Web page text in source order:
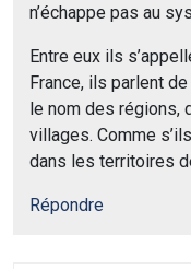
n’échappe pas au
Entre eux ils
France, ils parlent
le nom des régions,
villages. Comme
dans les territoires
Répondre